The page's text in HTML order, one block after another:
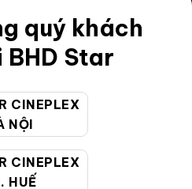
quý khách
Star
CINEPLEX
NỘI
CINEPLEX
HUẾ
cá nhân của người tiêu